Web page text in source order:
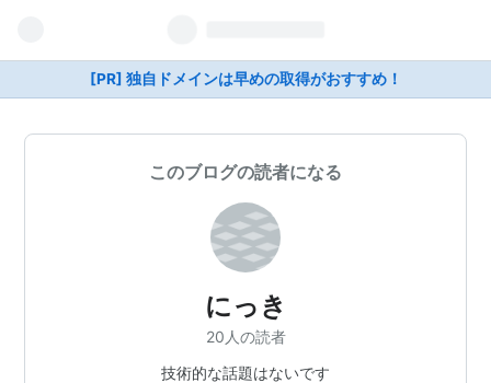
[PR] 独自ドメインは早めの取得がおすすめ！
このブログの読者になる
にっき
20人の読者
技術的な話題はないです